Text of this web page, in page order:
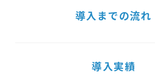
導入までの流れ
導入実績